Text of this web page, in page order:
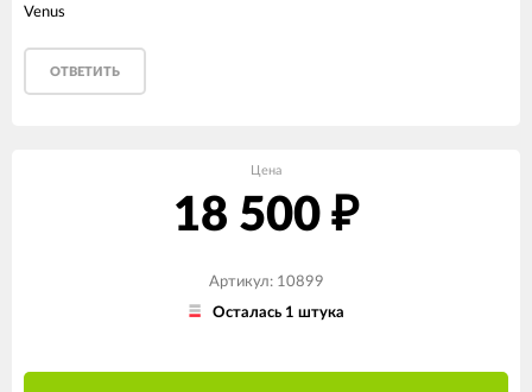
Venus
ОТВЕТИТЬ
Цена
18 500 ₽
Артикул: 10899
Осталась 1 штука